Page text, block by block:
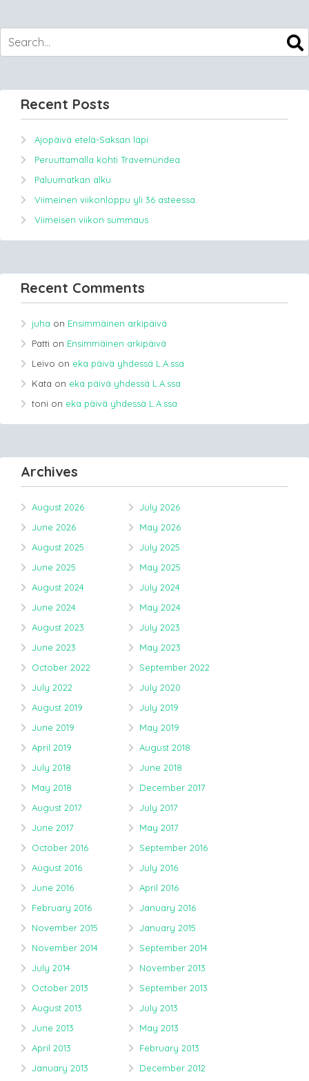
Recent Posts
Ajopäivä etelä-Saksan läpi
Peruuttamalla kohti Travemündea
Paluumatkan alku
Viimeinen viikonloppu yli 36 asteessa.
Viimeisen viikon summaus
Recent Comments
juha on Ensimmäinen arkipäivä
Patti on Ensimmäinen arkipäivä
Leivo on eka päivä yhdessä L.A.ssa
Kata on eka päivä yhdessä L.A.ssa
toni on eka päivä yhdessä L.A.ssa
Archives
August 2026
July 2026
June 2026
May 2026
August 2025
July 2025
June 2025
May 2025
August 2024
July 2024
June 2024
May 2024
August 2023
July 2023
June 2023
May 2023
October 2022
September 2022
July 2022
July 2020
August 2019
July 2019
June 2019
May 2019
April 2019
August 2018
July 2018
June 2018
May 2018
December 2017
August 2017
July 2017
June 2017
May 2017
October 2016
September 2016
August 2016
July 2016
June 2016
April 2016
February 2016
January 2016
November 2015
January 2015
November 2014
September 2014
July 2014
November 2013
October 2013
September 2013
August 2013
July 2013
June 2013
May 2013
April 2013
February 2013
January 2013
December 2012